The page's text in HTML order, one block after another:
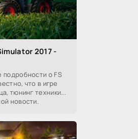
2017 -
подробности о FS
что в игре
тюнинг техники...
новости.